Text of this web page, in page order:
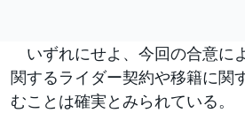
いずれにせよ、今回の合意に
関するライダー契約や移籍に関
むことは確実とみられている。